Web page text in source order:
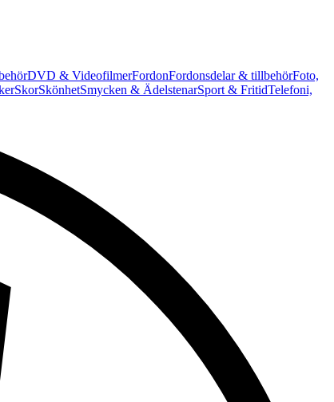
DVD & VideofilmerFordonFordonsdelar & tillbehörFoto,
SkorSkönhetSmycken & ÄdelstenarSport & FritidTelefoni,